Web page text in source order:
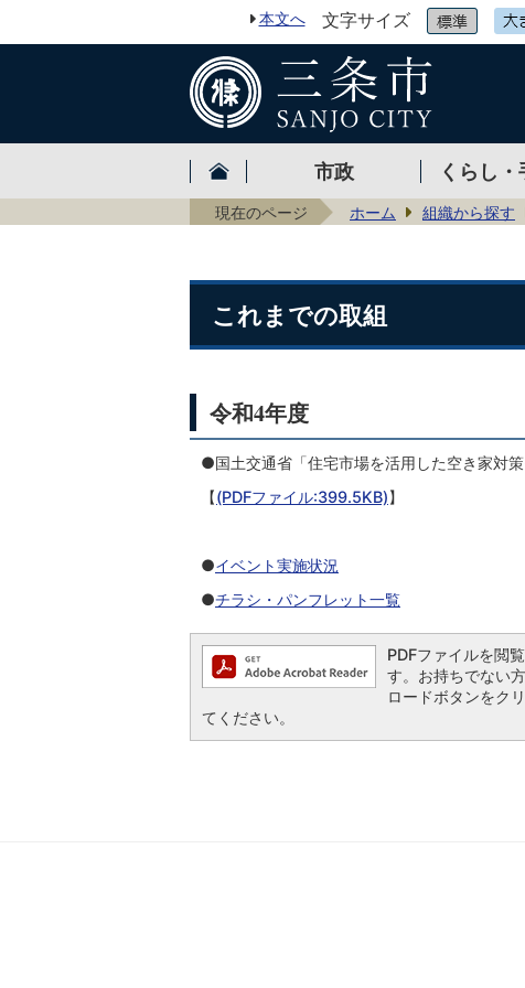
本文へ 文字サイズ
市政 くらし・
現在のページ ホーム 組織から探す
これまでの取組
令和4年度
●国土交通省「住宅市場を活用した空き家対
【(PDFファイル:399.5KB)】
●イベント実施状況
●チラシ・パンフレット一覧
PDFファイルを閲
す。お持ちでない
ロードボタンをク
てください。